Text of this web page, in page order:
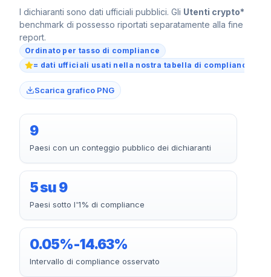
I dichiaranti sono dati ufficiali pubblici. Gli Utenti crypto*
benchmark di possesso riportati separatamente alla fine del
report.
Ordinato per tasso di compliance
= dati ufficiali usati nella nostra tabella di compliance
Scarica grafico PNG
9
Paesi con un conteggio pubblico dei dichiaranti
5 su 9
Paesi sotto l'1% di compliance
0.05%-14.63%
Intervallo di compliance osservato